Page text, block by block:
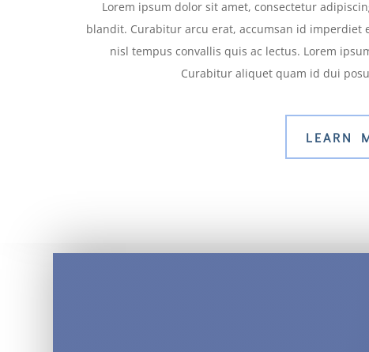
Lorem ipsum dolor sit amet, consectetur
blandit. Curabitur arcu erat, accumsan id
nisl tempus convallis quis ac lectus. Lorem
Curabitur aliquet quam id dui
LEARN